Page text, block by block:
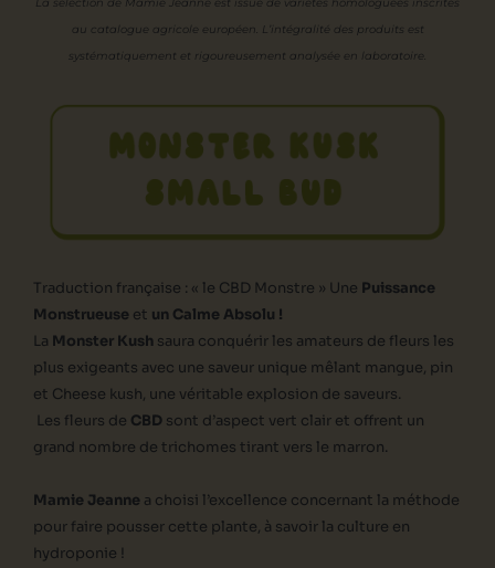
au catalogue agricole européen. L’intégralité des produits est
systématiquement et rigoureusement analysée en laboratoire.
MONSTER KUSK
SMALL BUD
Traduction française : « le CBD Monstre » Une Puissance
Monstrueuse et un Calme Absolu !
La Monster Kush saura conquérir les amateurs de fleurs les
plus exigeants avec une saveur unique mêlant mangue, pin
et Cheese kush, une véritable explosion de saveurs.
Les fleurs de CBD sont d’aspect vert clair et offrent un
grand nombre de trichomes tirant vers le marron.
Mamie Jeanne a choisi l’excellence concernant la méthode
pour faire pousser cette plante, à savoir la culture en
hydroponie !